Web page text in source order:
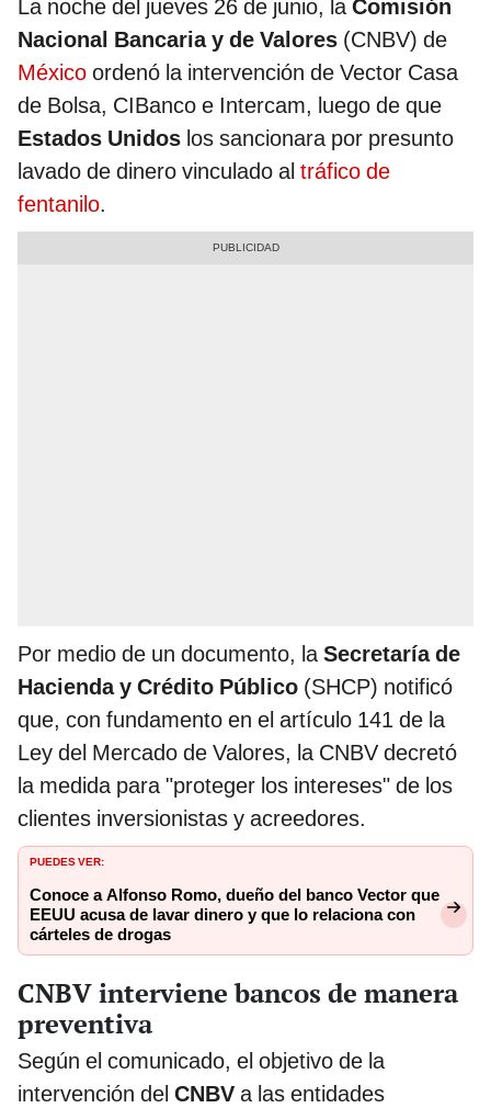
La noche del jueves 26 de junio, laComisión
Nacional Bancaria y de Valores (CNBV) de
México ordenó la intervención de Vector Casa
de Bolsa, CIBanco e Intercam, luego de que
Estados Unidos los sancionara por presunto
lavado de dinero vinculado al tráfico de
fentanilo.
Por medio de un documento, laSecretaría de
Hacienda y Crédito Público (SHCP) notificó
que, con fundamento en el artículo 141 de la
Ley del Mercado de Valores, la CNBV decretó
la medida para "proteger los intereses" de los
clientes inversionistas y acreedores.
PUEDES VER:
Conoce a Alfonso Romo, dueño del banco Vector que
EEUU acusa de lavar dinero y que lo relaciona con
cárteles de drogas
CNBV interviene bancos de manera
preventiva
Según el comunicado, el objetivo de la
intervención del CNBV a las entidades